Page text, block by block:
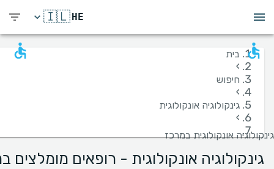
HE
🇮🇱
בית
›
חיפוש
›
גינקולוגיה אונקולוגית
›
גינקולוגיה אונקולוגית במרכז
גינקולוגיה אונקולוגית - רופאים מומלצים